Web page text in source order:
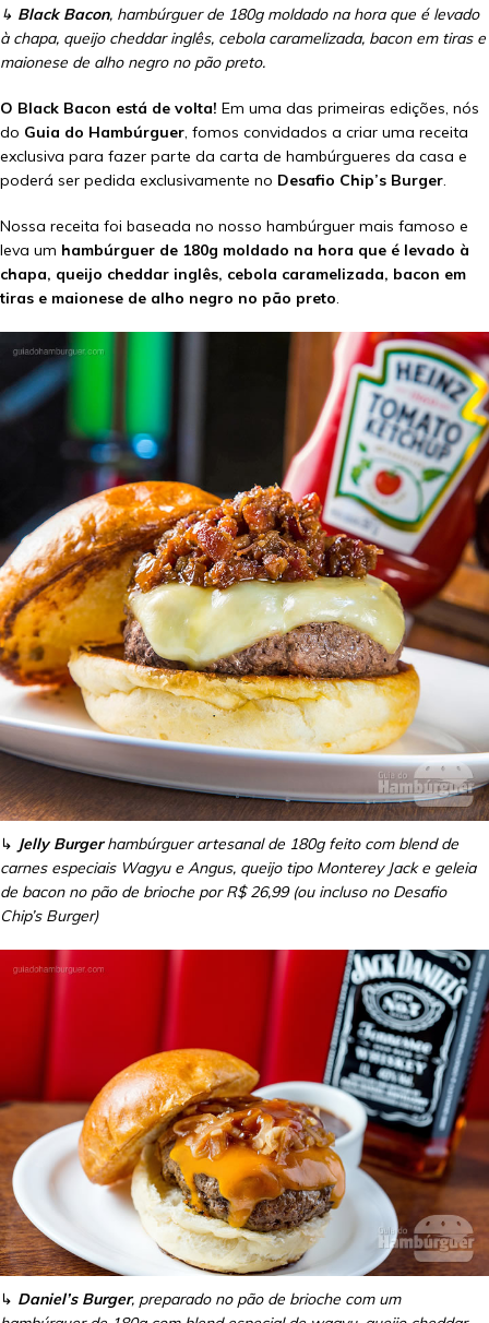
↳ Black Bacon, hambúrguer de 180g moldado na hora que é levado
à chapa, queijo cheddar inglês, cebola caramelizada, bacon em tiras e
maionese de alho negro no pão preto.
O Black Bacon está de volta! Em uma das primeiras edições, nós
do Guia do Hambúrguer, fomos convidados a criar uma receita
exclusiva para fazer parte da carta de hambúrgueres da casa e
poderá ser pedida exclusivamente no Desafio Chip’s Burger.
Nossa receita foi baseada no nosso hambúrguer mais famoso e
leva um hambúrguer de 180g moldado na hora que é levado à
chapa, queijo cheddar inglês, cebola caramelizada, bacon em
tiras e maionese de alho negro no pão preto.
↳ Jelly Burgerhambúrguer artesanal de 180g feito com blend de
carnes especiais Wagyu e Angus, queijo tipo Monterey Jack e geleia
de bacon no pão de brioche por R$ 26,99 (ou incluso no Desafio
Chip’s Burger)
↳ Daniel’s Burger, preparado no pão de brioche com um